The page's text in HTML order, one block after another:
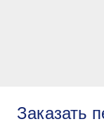
Заказать